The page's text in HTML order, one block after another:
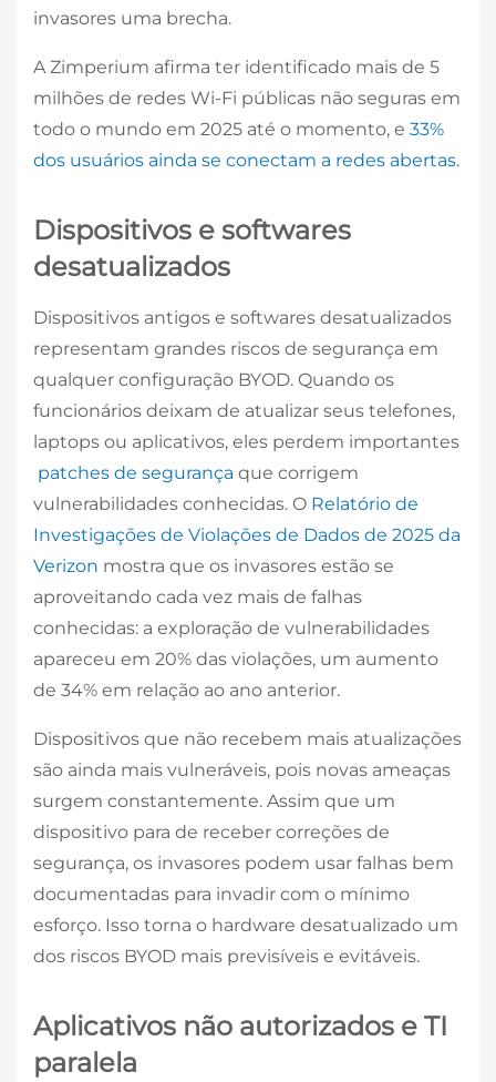
invasores uma brecha.
A Zimperium afirma ter identificado mais de 5
milhões de redes Wi-Fi públicas não seguras em
todo o mundo em 2025 até o momento, e 33%
dos usuários ainda se conectam a redes abertas.
Dispositivos e softwares
desatualizados
Dispositivos antigos e softwares desatualizados
representam grandes riscos de segurança em
qualquer configuração BYOD. Quando os
funcionários deixam de atualizar seus telefones,
laptops ou aplicativos, eles perdem importantes
patches de segurança que corrigem
vulnerabilidades conhecidas. O Relatório de
Investigações de Violações de Dados de 2025 da
Verizon mostra que os invasores estão se
aproveitando cada vez mais de falhas
conhecidas: a exploração de vulnerabilidades
apareceu em 20% das violações, um aumento
de 34% em relação ao ano anterior.
Dispositivos que não recebem mais atualizações
são ainda mais vulneráveis, pois novas ameaças
surgem constantemente. Assim que um
dispositivo para de receber correções de
segurança, os invasores podem usar falhas bem
documentadas para invadir com o mínimo
esforço. Isso torna o hardware desatualizado um
dos riscos BYOD mais previsíveis e evitáveis.
Aplicativos não autorizados e TI
paralela